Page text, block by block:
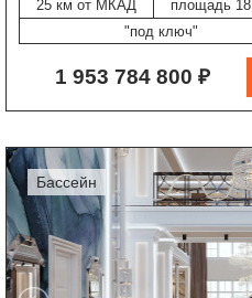
25 км от МКАД
площадь
"под ключ"
1 953 784 800 ₽
бассейн